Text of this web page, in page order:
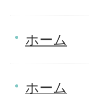
ホーム
ホーム